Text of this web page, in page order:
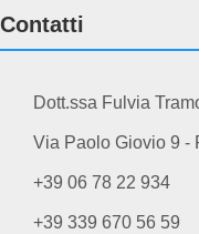
Contatti
Dott.ssa Fulvia
Via Paolo Giovio 9 -
+39 06 78 22 934
+39 339 670 56 59